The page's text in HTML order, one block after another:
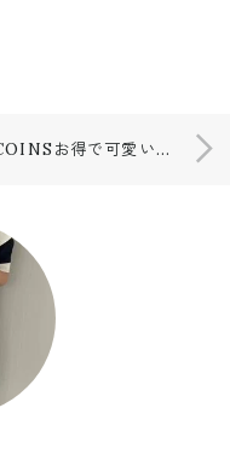
3COINSお得で可愛い❤️